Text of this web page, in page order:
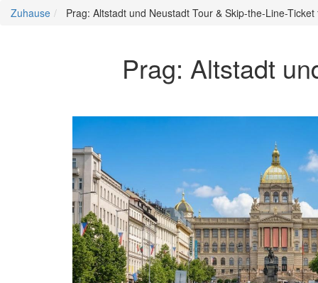
Zuhause Prag: Altstadt und Neustadt Tour & Skip-the-Line-
Prag: Altstadt